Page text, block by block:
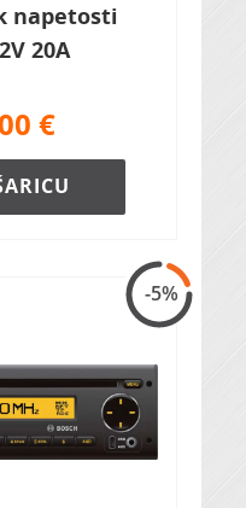
napetosti
20A
€
-5%